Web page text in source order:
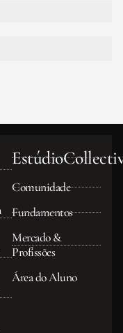
Comunidade
Fundamentos
Mercado &
Profissões
Área do Aluno